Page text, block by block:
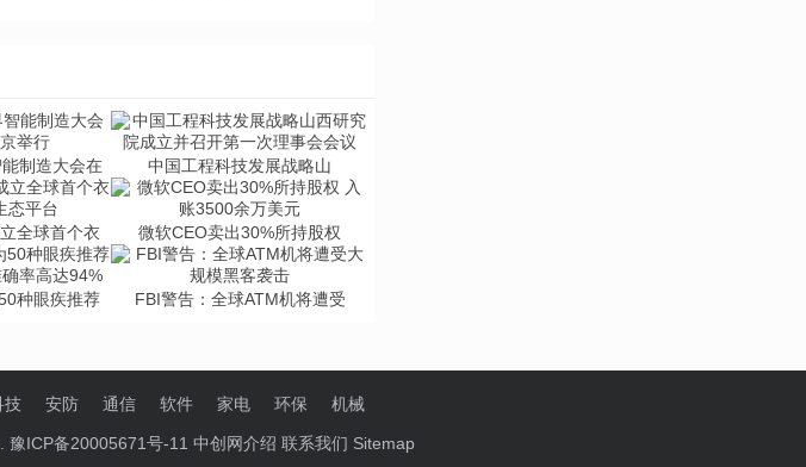
制造大会在 中国工程科技发展战略山
全球首个衣 微软CEO卖出30%所持股权
种眼疾推荐 FBI警告：全球ATM机将遭受
技 安防 通信 软件 家电 环保 机械
ICP备20005671号-11 中创网介绍 联系我们 Sitemap